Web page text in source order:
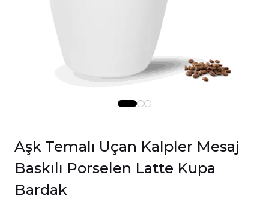
Aşk Temalı Uçan Kalpler Mesaj
Baskılı Porselen Latte Kupa
Bardak